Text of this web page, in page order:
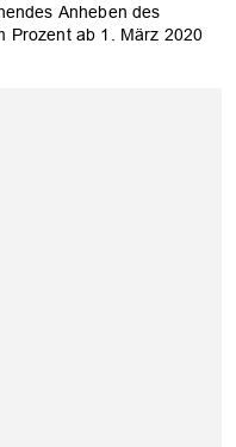
Anheben des
Prozent ab 1. März 2020